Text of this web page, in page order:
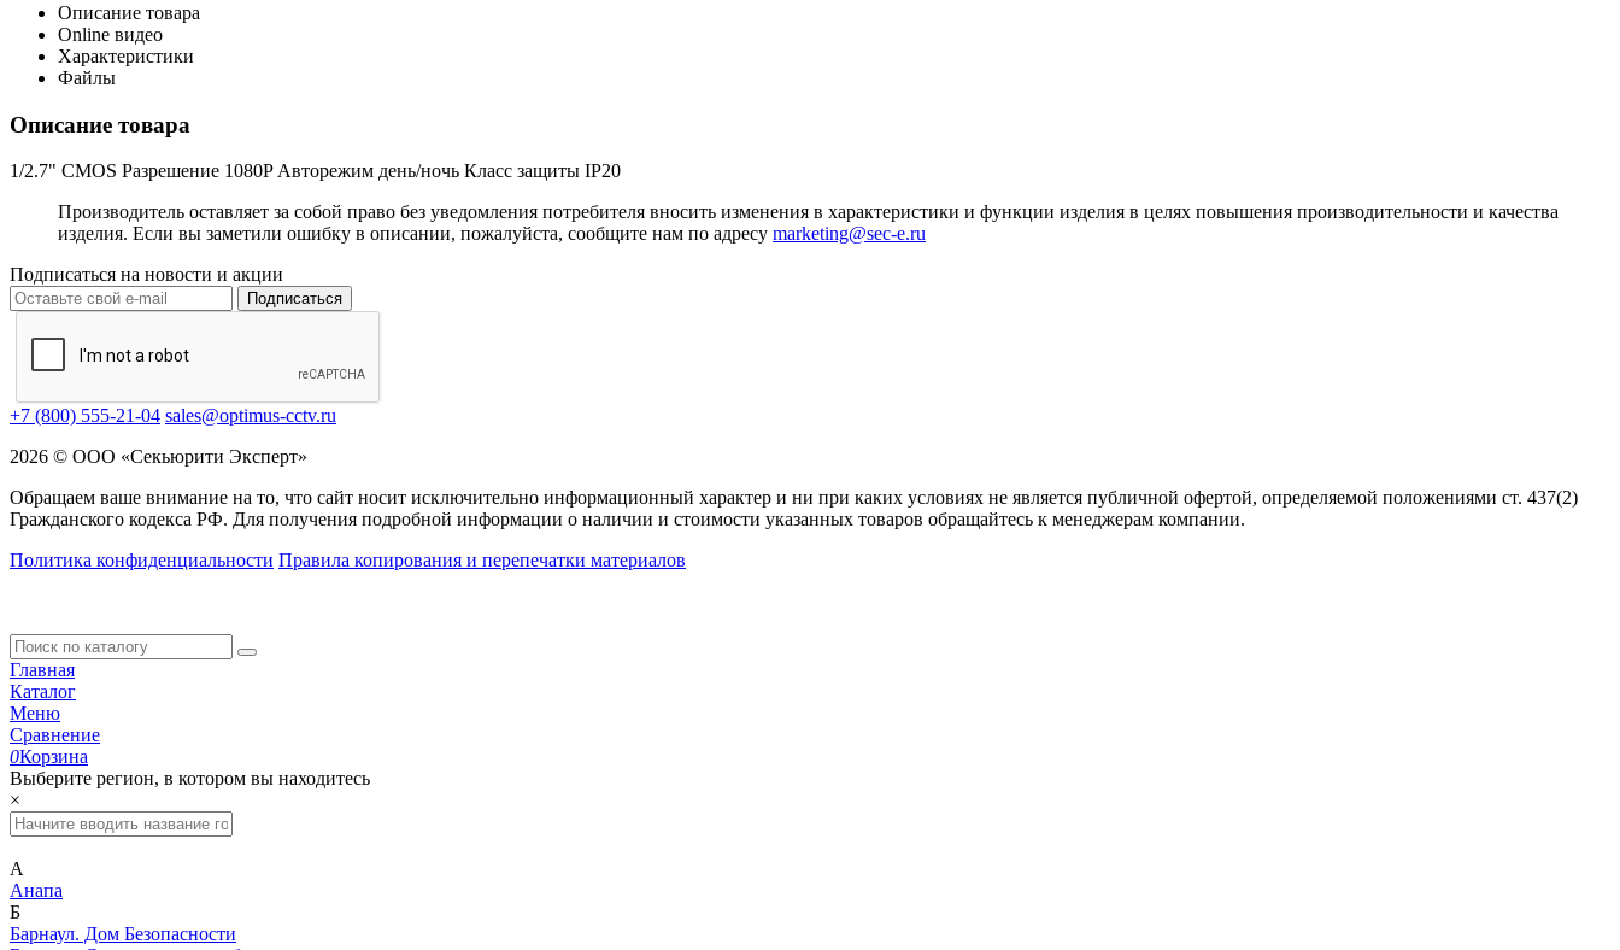
Описание товара
Online видео
Характеристики
Файлы
Описание товара
1/2.7" CMOS Разрешение 1080P Авторежим день/ночь Класс защиты IP20
Производитель оставляет за собой право без уведомления потребителя вносить изменения в характеристики и функции изделия в целях повышения производительности и качества
изделия. Если вы заметили ошибку в описании, пожалуйста, сообщите нам по адресу marketing@sec-e.ru
Подписаться на новости и акции
Подписаться
+7 (800) 555-21-04 sales@optimus-cctv.ru
2026 © ООО «Секьюрити Эксперт»
Обращаем ваше внимание на то, что сайт носит исключительно информационный характер и ни при каких условиях не является публичной офертой, определяемой положениями ст. 437(2)
Гражданского кодекса РФ. Для получения подробной информации о наличии и стоимости указанных товаров обращайтесь к менеджерам компании.
Политика конфиденциальности Правила копирования и перепечатки материалов
Главная
Каталог
Меню
Сравнение
0Корзина
Выберите регион, в котором вы находитесь
×
А
Анапа
Б
Барнаул. Дом Безопасности